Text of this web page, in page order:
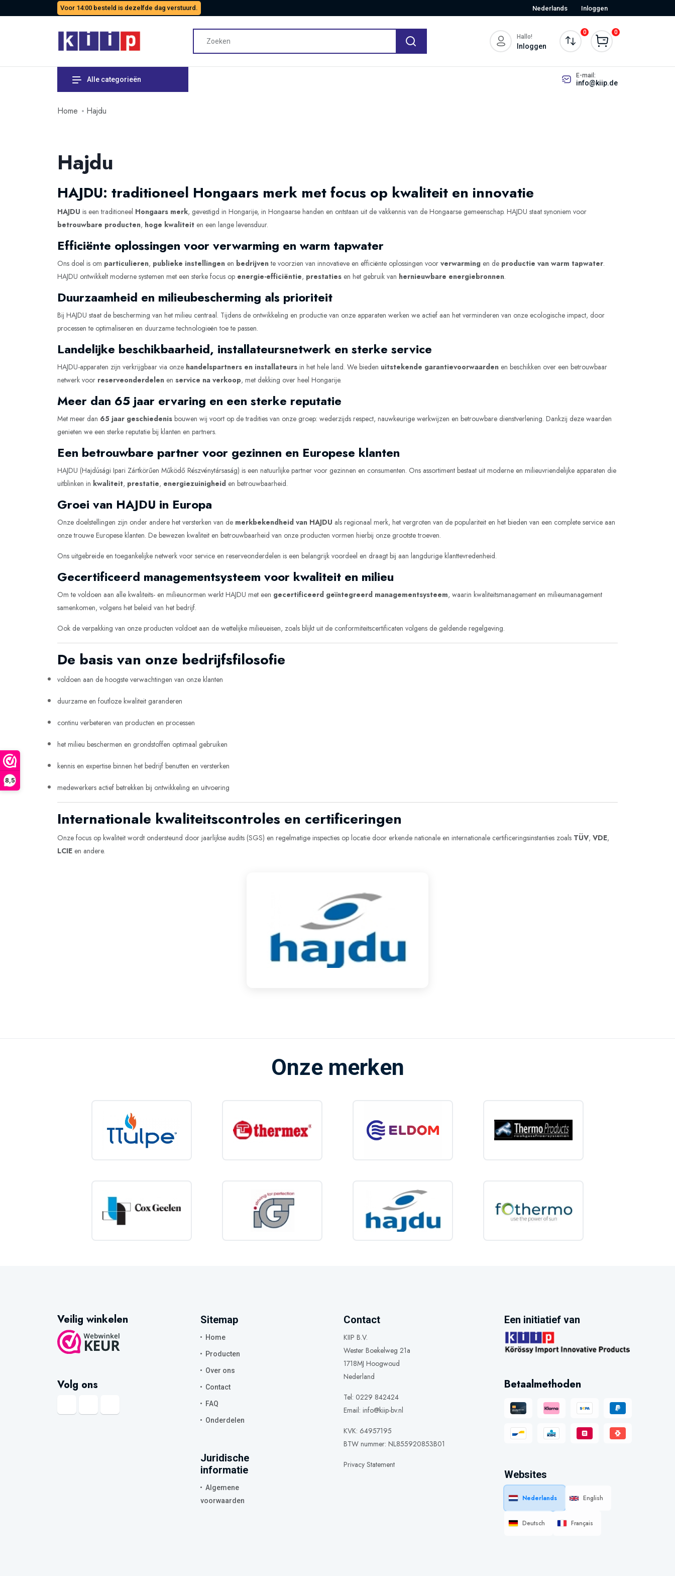
8,5
Voor 14:00 besteld is dezelfde dag verstuurd. Nederlands Inloggen
Hallo!
Inloggen
0 0
Alle categorieën E-mail:
info@kiip.de
Home Hajdu
Hajdu
HAJDU: traditioneel Hongaars merk met focus op kwaliteit en innovatie
HAJDU is een traditioneel Hongaars merk, gevestigd in Hongarije, in Hongaarse handen en ontstaan uit de vakkennis van de Hongaarse gemeenschap. HAJDU staat synoniem voor
betrouwbare producten, hoge kwaliteit en een lange levensduur.
Efficiënte oplossingen voor verwarming en warm tapwater
Ons doel is om particulieren, publieke instellingen en bedrijvente voorzien van innovatieve en efficiënte oplossingen voor verwarming en de productie van warm tapwater.
HAJDU ontwikkelt moderne systemen met een sterke focus op energie-efficiëntie, prestaties en het gebruik van hernieuwbare energiebronnen.
Duurzaamheid en milieubescherming als prioriteit
Bij HAJDU staat de bescherming van het milieu centraal. Tijdens de ontwikkeling en productie van onze apparaten werken we actief aan het verminderen van onze ecologische impact, door
processen te optimaliseren en duurzame technologieën toe te passen.
Landelijke beschikbaarheid, installateursnetwerk en sterke service
HAJDU-apparaten zijn verkrijgbaar via onze handelspartners en installateurs in het hele land. We bieden uitstekende garantievoorwaarden en beschikken over een betrouwbaar
netwerk voor reserveonderdelen en service na verkoop, met dekking over heel Hongarije.
Meer dan 65 jaar ervaring en een sterke reputatie
Met meer dan 65 jaar geschiedenis bouwen wij voort op de tradities van onze groep: wederzijds respect, nauwkeurige werkwijzen en betrouwbare dienstverlening. Dankzij deze waarden
genieten we een sterke reputatie bij klanten en partners.
Een betrouwbare partner voor gezinnen en Europese klanten
HAJDU (Hajdúsági Ipari Zártkörűen Működő Részvénytársaság) is een natuurlijke partner voor gezinnen en consumenten. Ons assortiment bestaat uit moderne en milieuvriendelijke apparaten die
uitblinken in kwaliteit, prestatie, energiezuinigheid en betrouwbaarheid.
Groei van HAJDU in Europa
Onze doelstellingen zijn onder andere het versterken van de merkbekendheid van HAJDU als regionaal merk, het vergroten van de populariteit en het bieden van een complete service aan
onze trouwe Europese klanten. De bewezen kwaliteit en betrouwbaarheid van onze producten vormen hierbij onze grootste troeven.
Ons uitgebreide en toegankelijke netwerk voor service en reserveonderdelen is een belangrijk voordeel en draagt bij aan langdurige klanttevredenheid.
Gecertificeerd managementsysteem voor kwaliteit en milieu
Om te voldoen aan alle kwaliteits- en milieunormen werkt HAJDU met een gecertificeerd geïntegreerd managementsysteem, waarin kwaliteitsmanagement en milieumanagement
samenkomen, volgens het beleid van het bedrijf.
Ook de verpakking van onze producten voldoet aan de wettelijke milieueisen, zoals blijkt uit de conformiteitscertificaten volgens de geldende regelgeving.
De basis van onze bedrijfsfilosofie
voldoen aan de hoogste verwachtingen van onze klanten
duurzame en foutloze kwaliteit garanderen
continu verbeteren van producten en processen
het milieu beschermen en grondstoffen optimaal gebruiken
kennis en expertise binnen het bedrijf benutten en versterken
medewerkers actief betrekken bij ontwikkeling en uitvoering
Internationale kwaliteitscontroles en certificeringen
Onze focus op kwaliteit wordt ondersteund door jaarlijkse audits (SGS) en regelmatige inspecties op locatie door erkende nationale en internationale certificeringsinstanties zoals TÜV, VDE,
LCIE en andere.
Onze merken
Veilig winkelen
Volg ons
Sitemap
Home
Producten
Over ons
Contact
FAQ
Onderdelen
Juridische
informatie
Algemene
voorwaarden
Contact
KIIP B.V.
Wester Boekelweg 21a
1718MJ Hoogwoud
Nederland
Tel: 0229 842424
Email: info@kiip-bv.nl
KVK: 64957195
BTW nummer: NL855920853B01
Privacy Statement
Een initiatief van
Betaalmethoden
Websites
Nederlands English
Deutsch Français